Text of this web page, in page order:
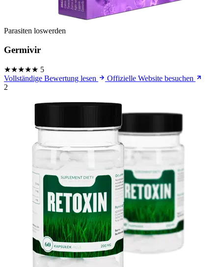
Parasiten loswerden
Germivir
★★★★★ 5
Vollständige Bewertung lesen
Offizielle Website besuchen
2